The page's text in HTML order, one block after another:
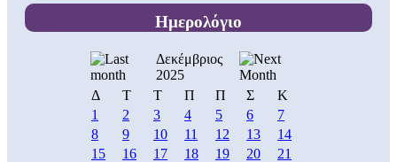
Ημερολόγιο
Δεκέμβριος
2025
Δ
Τ Τ Π Π Σ
Κ
1
2 3 4 5 6
7
8
9 10 11 12 13
14
15
16 17 18 19 20
21